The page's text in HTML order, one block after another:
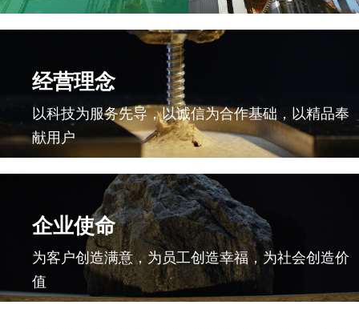
经营理念
以科技为服务先导，以诚信为合作基础，以精品奉
献用户
企业使命
为客户创造满意，为员工创造幸福，为社会创造价
值